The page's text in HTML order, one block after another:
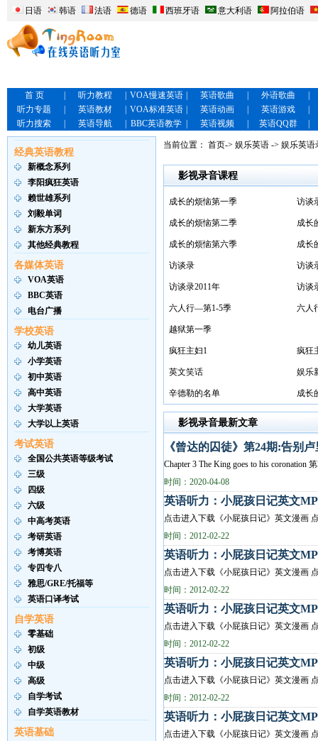
日语 韩语 法语 德语 西班牙语 意大利语 阿拉伯语
首 页 听力教程 VOA慢速英语 英语歌曲 外语歌曲
听力专题
英语教材 VOA标准英语 英语动画 英语游戏
听力搜索
英语导航 BBC英语教学 英语视频 英语QQ群
经典英语教程
新概念系列
李阳疯狂英语
赖世雄系列
刘毅单词
新东方系列
其他经典教程
各媒体英语
VOA英语
BBC英语
电台广播
学校英语
幼儿英语
小学英语
初中英语
高中英语
大学英语
大学以上英语
考试英语
全国公共英语等级考试
三级
四级
六级
中高考英语
考研英语
考博英语
专四专八
雅思/GRE/托福等
英语口译考试
自学英语
零基础
初级
中级
高级
自学考试
自学英语教材
英语基础
当前位置： 首页-> 娱乐英语 -> 娱乐英语
影视录音课程
成长的烦恼第一季 访谈
成长的烦恼第二季 成长
成长的烦恼第六季 成长
访谈录 访谈
访谈录2011年 访谈
六人行—第1-5季 六人
越狱第一季
疯狂主妇1 疯狂
英文笑话 娱乐
辛德勒的名单 成长
影视录音最新文章
《曾达的囚徒》第24期:告别
Chapter 3 The King goes to his coronation
时间：2020-04-08
英语听力：小屁孩日记英文
点击进入下载《小屁孩日记》英文漫画
时间：2012-02-22
英语听力：小屁孩日记英文
点击进入下载《小屁孩日记》英文漫画
时间：2012-02-22
英语听力：小屁孩日记英文
点击进入下载《小屁孩日记》英文漫画
时间：2012-02-22
英语听力：小屁孩日记英文
点击进入下载《小屁孩日记》英文漫画
时间：2012-02-22
英语听力：小屁孩日记英文
点击进入下载《小屁孩日记》英文漫画